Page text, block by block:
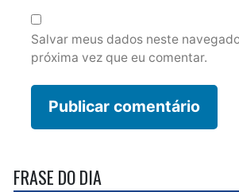
Salvar meus dados neste
próxima vez que eu comentar.
FRASE DO DIA